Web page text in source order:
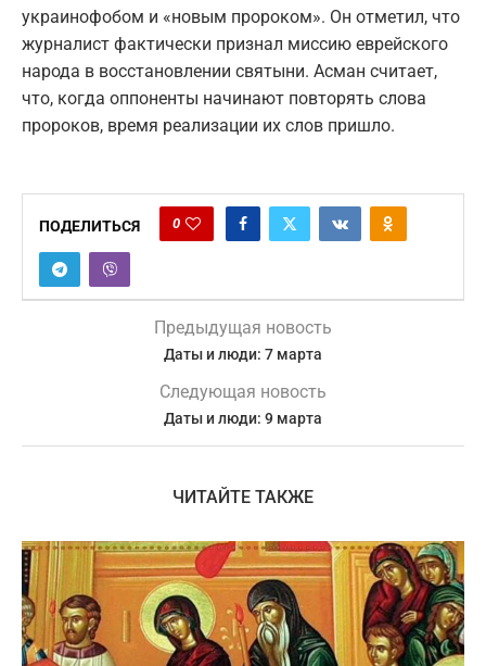
украинофобом и «новым пророком». Он отметил, что
журналист фактически признал миссию еврейского
народа в восстановлении святыни. Асман считает,
что, когда оппоненты начинают повторять слова
пророков, время реализации их слов пришло.
ПОДЕЛИТЬСЯ 0
Предыдущая новость
Даты и люди: 7 марта
Следующая новость
Даты и люди: 9 марта
ЧИТАЙТЕ ТАКЖЕ